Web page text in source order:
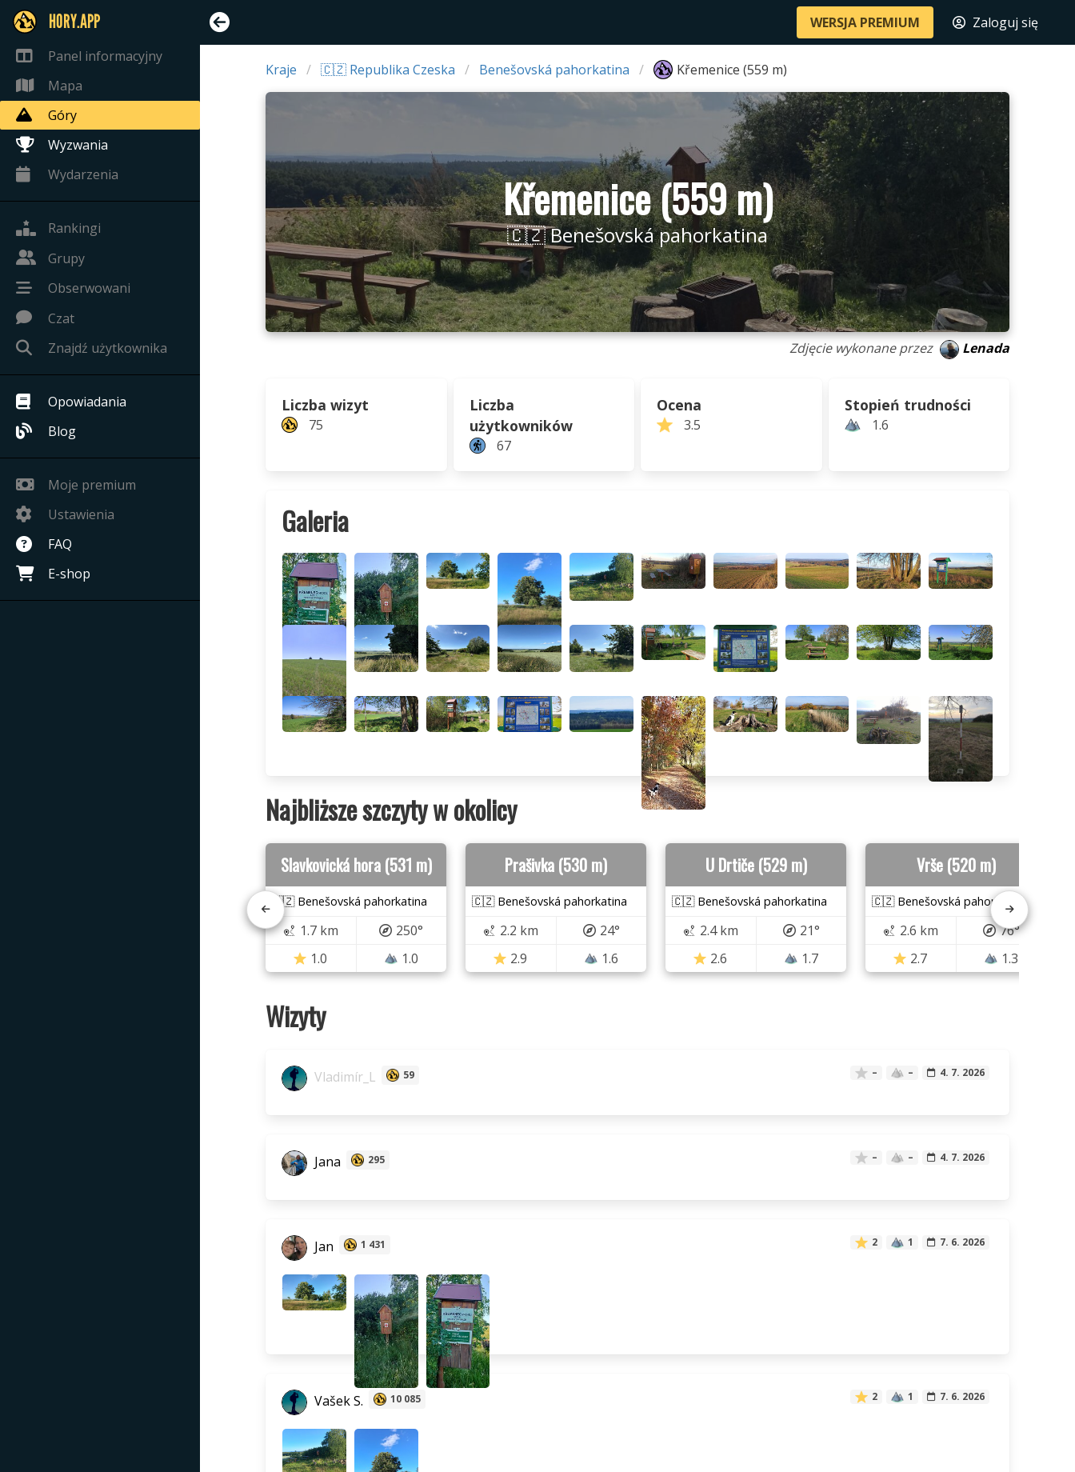
HORY.APP
Panel informacyjny
Mapa
Góry
Wyzwania
Wydarzenia
Rankingi
Grupy
Obserwowani
Czat
Znajdź użytkownika
Opowiadania
Blog
Moje premium
Ustawienia
FAQ
E-shop
WERSJA PREMIUM Zaloguj się
Kraje 🇨🇿 Republika Czeska Benešovská pahorkatina Křemenice (559 m)
Křemenice (559 m)
🇨🇿 Benešovská pahorkatina
Zdjęcie wykonane przez Lenada
Liczba wizyt
75
Liczba
użytkowników
67
Ocena
3.5
Stopień trudności
1.6
Galeria
Najbliższe szczyty w okolicy
Slavkovická hora (531 m)
🇨🇿 Benešovská pahorkatina
1.7 km
250°
1.0
1.0
Prašivka (530 m)
🇨🇿 Benešovská pahorkatina
2.2 km
24°
2.9
1.6
U Drtiče (529 m)
🇨🇿 Benešovská pahorkatina
2.4 km
21°
2.6
1.7
Vrše (520 m)
🇨🇿 Benešovská pahorkatina
2.6 km
76°
2.7
1.3
Wizyty
Vladimír_L 59 – – 4. 7. 2026
Jana 295 – – 4. 7. 2026
Jan 1 431 2 1 7. 6. 2026
Vašek S. 10 085 2 1 7. 6. 2026